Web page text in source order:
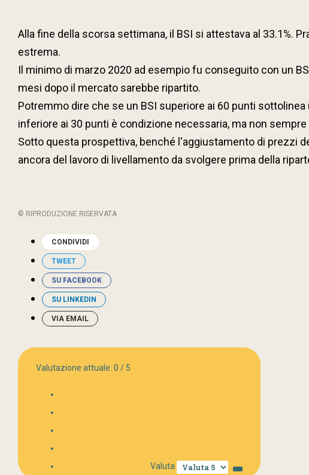
Alla fine della scorsa settimana, il BSI si attestava al 33.1%.
estrema.
Il minimo di marzo 2020 ad esempio fu conseguito con un
mesi dopo il mercato sarebbe ripartito.
Potremmo dire che se un BSI superiore ai 60 punti
inferiore ai 30 punti è condizione necessaria, ma non
Sotto questa prospettiva, benché l'aggiustamento di prezzi
ancora del lavoro di livellamento da svolgere prima della
© RIPRODUZIONE RISERVATA
CONDIVIDI
TWEET
SU FACEBOOK
SU LINKEDIN
VIA EMAIL
Valutazione attuale: 0 / 5
Valuta